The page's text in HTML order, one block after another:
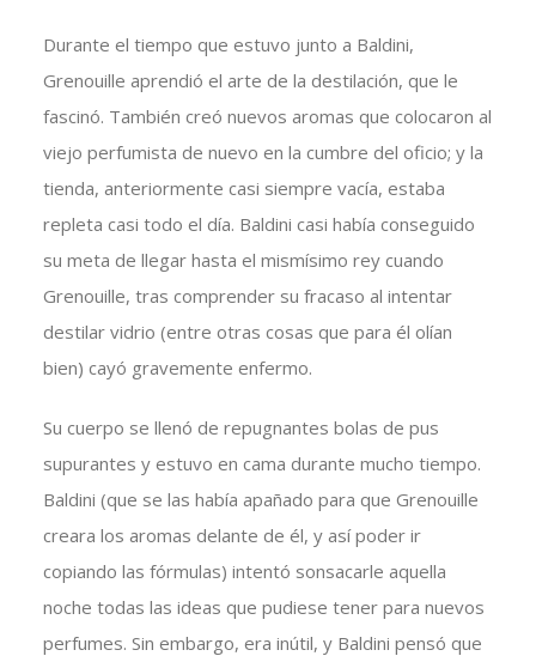
Durante el tiempo que estuvo junto a Baldini,
Grenouille aprendió el arte de la destilación, que le
fascinó. También creó nuevos aromas que colocaron al
viejo perfumista de nuevo en la cumbre del oficio; y la
tienda, anteriormente casi siempre vacía, estaba
repleta casi todo el día. Baldini casi había conseguido
su meta de llegar hasta el mismísimo rey cuando
Grenouille, tras comprender su fracaso al intentar
destilar vidrio (entre otras cosas que para él olían
bien) cayó gravemente enfermo.
Su cuerpo se llenó de repugnantes bolas de pus
supurantes y estuvo en cama durante mucho tiempo.
Baldini (que se las había apañado para que Grenouille
creara los aromas delante de él, y así poder ir
copiando las fórmulas) intentó sonsacarle aquella
noche todas las ideas que pudiese tener para nuevos
perfumes. Sin embargo, era inútil, y Baldini pensó que